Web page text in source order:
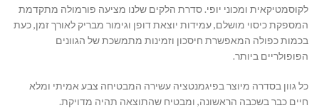
לקוסמטיקאית ומכוני יופי. סדרת הלקים שלנו מציעה פורמולה מתקדמת
המספקת כיסוי מושלם, עמידות יוצאת דופן וגימור מבריק לאורך זמן, כעת
בכמות כפולה המאפשרת חיסכון וזמינות מתמשכת של הגוונים
הפופולריים ביותר.
כל גוון בסדרה מיוצר בפיגמנטציה עשירה המבטיחה צבע אמיתי ומלא
חיים כבר בשכבה הראשונה, ומבטיח שהתוצאה תהיה מדויקת.